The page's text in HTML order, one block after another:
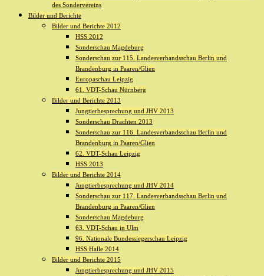
des Sondervereins
Bilder und Berichte
Bilder und Berichte 2012
HSS 2012
Sonderschau Magdeburg
Sonderschau zur 115. Landesverbandsschau Berlin und
Brandenburg in Paaren/Glien
Europaschau Leipzig
61. VDT-Schau Nürnberg
Bilder und Berichte 2013
Jungtierbesprechung und JHV 2013
Sonderschau Drachten 2013
Sonderschau zur 116. Landesverbandsschau Berlin und
Brandenburg in Paaren/Glien
62. VDT-Schau Leipzig
HSS 2013
Bilder und Berichte 2014
Jungtierbesprechung und JHV 2014
Sonderschau zur 117. Landesverbandsschau Berlin und
Brandenburg in Paaren/Glien
Sonderschau Magdeburg
63. VDT-Schau in Ulm
96. Nationale Bundessiegerschau Leipzig
HSS Halle 2014
Bilder und Berichte 2015
Jungtierbesprechung und JHV 2015